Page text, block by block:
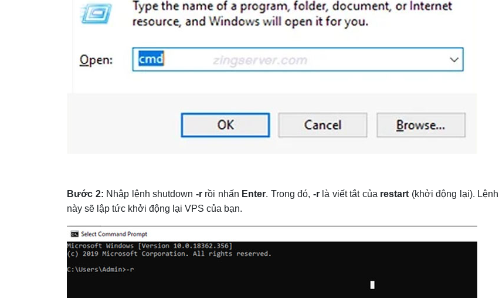
Bước 2: Nhập lệnh shutdown -rrồi nhấn Enter. Trong đó, -rlà viết tắt của restart (khởi động lại). Lệnh
này sẽ lập tức khởi động lại VPS của bạn.